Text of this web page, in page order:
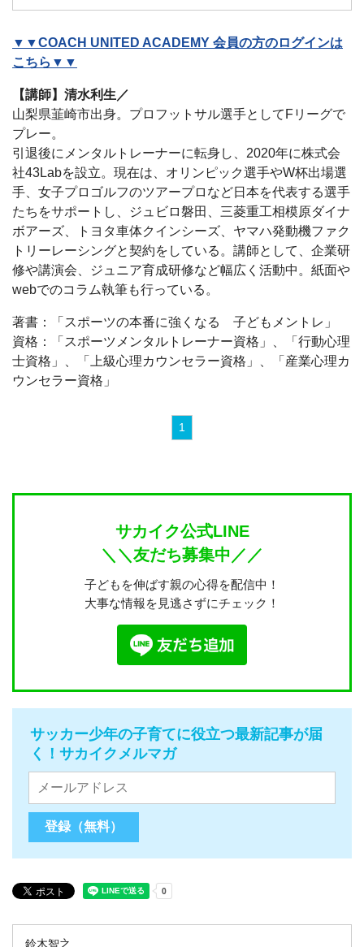
▼▼COACH UNITED ACADEMY 会員の方のログインは
こちら▼▼
【講師】清水利生／
山梨県韮崎市出身。プロフットサル選手としてFリーグで
プレー。
引退後にメンタルトレーナーに転身し、2020年に株式会
社43Labを設立。現在は、オリンピック選手やW杯出場選
手、女子プロゴルフのツアープロなど日本を代表する選手
たちをサポートし、ジュビロ磐田、三菱重工相模原ダイナ
ボアーズ、トヨタ車体クインシーズ、ヤマハ発動機ファク
トリーレーシングと契約をしている。講師として、企業研
修や講演会、ジュニア育成研修など幅広く活動中。紙面や
webでのコラム執筆も行っている。
著書：「スポーツの本番に強くなる 子どもメントレ」
資格：「スポーツメンタルトレーナー資格」、「行動心理
士資格」、「上級心理カウンセラー資格」、「産業心理カ
ウンセラー資格」
1
サカイク公式LINE
＼＼友だち募集中／／
子どもを伸ばす親の心得を配信中！
大事な情報を見逃さずにチェック！
サッカー少年の子育てに役立つ最新記事が届
く！サカイクメルマガ
鈴木智之